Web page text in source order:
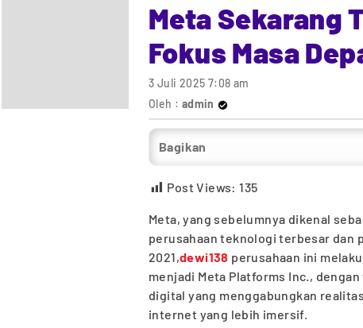
Meta Sekarang
Fokus Masa
3 Juli 2025 7:08 am
Oleh : admin
Bagikan
Post Views: 135
Meta, yang sebelumnya dikenal
perusahaan teknologi terbesar dan
2021,dewi138 perusahaan ini
menjadi Meta Platforms Inc.,
digital yang menggabungkan
internet yang lebih imersif.